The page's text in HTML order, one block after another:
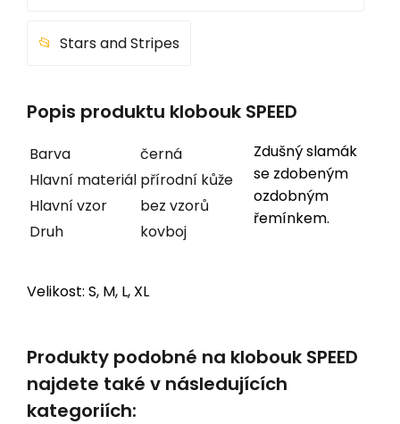
Stars and Stripes
Popis produktu klobouk SPEED
Barva
černá
Hlavní materiál přírodní kůže
Hlavní vzor
bez vzorů
Druh
kovboj
Zdušný slamák
se zdobeným
ozdobným
řemínkem.
Velikost: S, M, L, XL
Produkty podobné na klobouk SPEED
najdete také v následujících
kategoriích: